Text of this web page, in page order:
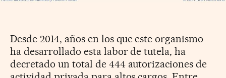
Desde 2014, años en los que este organismo
ha desarrollado esta labor de tutela, ha
decretado un total de 444 autorizaciones de